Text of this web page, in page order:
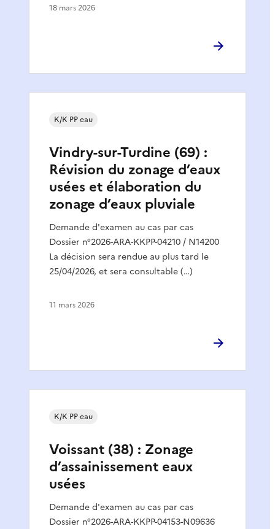
18 mars 2026
Vindry-sur-Turdine (69) :
Révision du zonage d’eaux
usées et élaboration du
zonage d’eaux pluviale
Demande d'examen au cas par cas
Dossier n°2026-ARA-KKPP-04210 / N14200
La décision sera rendue au plus tard le
25/04/2026, et sera consultable (…)
K/K PP eau
11 mars 2026
Voissant (38) : Zonage
d’assainissement eaux
usées
Demande d'examen au cas par cas
Dossier n°2026-ARA-KKPP-04153-N09636
K/K PP eau